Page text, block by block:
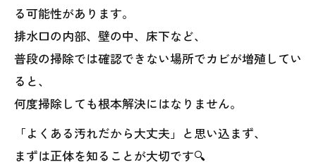
る可能性があります。
排水口の内部、壁の中、床下など、
普段の掃除では確認できない場所でカビが増殖してい
ると、
何度掃除しても根本解決にはなりません。
「よくある汚れだから大丈夫」と思い込まず、
まずは正体を知ることが大切です🔍